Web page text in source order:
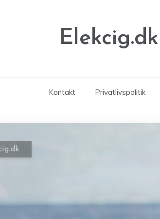
Elekcig.dk
Kontakt Privatlivspolitik